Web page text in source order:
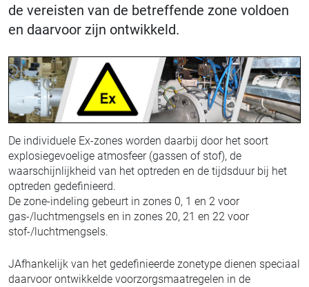
de vereisten van de betreffende zone voldoen
en daarvoor zijn ontwikkeld.
De individuele Ex-zones worden daarbij door het soort
explosiegevoelige atmosfeer (gassen of stof), de
waarschijnlijkheid van het optreden en de tijdsduur bij het
optreden gedefinieerd.
De zone-indeling gebeurt in zones 0, 1 en 2 voor
gas-/luchtmengsels en in zones 20, 21 en 22 voor
stof-/luchtmengsels.
JAfhankelijk van het gedefinieerde zonetype dienen speciaal
daarvoor ontwikkelde voorzorgsmaatregelen in de